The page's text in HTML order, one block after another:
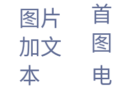
图片
加文
本
首
图
电